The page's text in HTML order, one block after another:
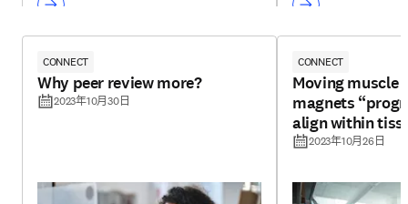
CONNECT
Why peer review more?
2023年10月30日
CONNECT
Moving muscle
magnets
align within
2023年10月26日